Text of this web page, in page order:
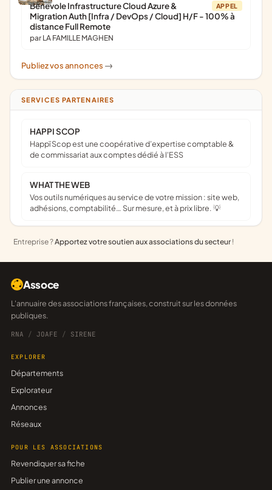
APPEL
Bénévole Infrastructure Cloud Azure &
Migration Auth [Infra / DevOps / Cloud] H/F - 100% à
distance Full Remote
par LA FAMILLE MAGHEN
Publiez vos annonces ->
SERVICES PARTENAIRES
HAPPI SCOP
Happï Scop est une coopérative d’expertise comptable &
de commissariat aux comptes dédié à l'ESS
WHAT THE WEB
Vos outils numériques au service de votre mission : site web,
adhésions, comptabilité… Sur mesure, et à prix libre. 💡
Entreprise ?Apportez votre soutien aux associations du secteur !
Assoce
L'annuaire des associations françaises, construit sur les données
publiques.
RNA / JOAFE / SIRENE
EXPLORER
Départements
Explorateur
Annonces
Réseaux
POUR LES ASSOCIATIONS
Revendiquer sa fiche
Publier une annonce